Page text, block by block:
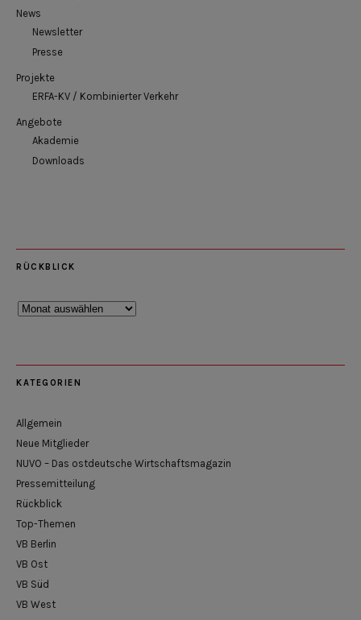
News
Newsletter
Presse
Projekte
ERFA-KV / Kombinierter Verkehr
Angebote
Akademie
Downloads
RÜCKBLICK
Rückblick
KATEGORIEN
Allgemein
Neue Mitglieder
NUVO – Das ostdeutsche Wirtschaftsmagazin
Pressemitteilung
Rückblick
Top-Themen
VB Berlin
VB Ost
VB Süd
VB West